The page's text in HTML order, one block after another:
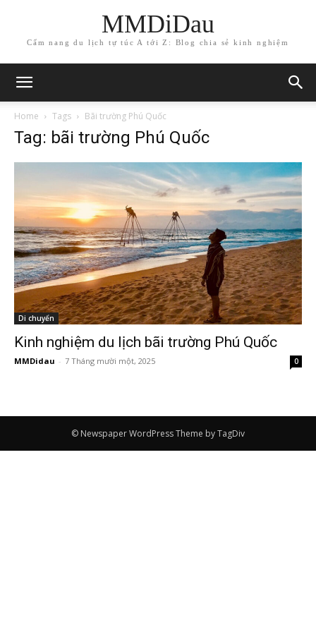
MMDiDau
Cẩm nang du lịch tự túc A tới Z: Blog chia sẻ kinh nghiệm
Home Tags Bãi trường Phú Quốc
Tag: bãi trường Phú Quốc
Di chuyển
Kinh nghiệm du lịch bãi trường Phú Quốc
MMDidau - 7 Tháng mười một, 2025 0
© Newspaper WordPress Theme by TagDiv